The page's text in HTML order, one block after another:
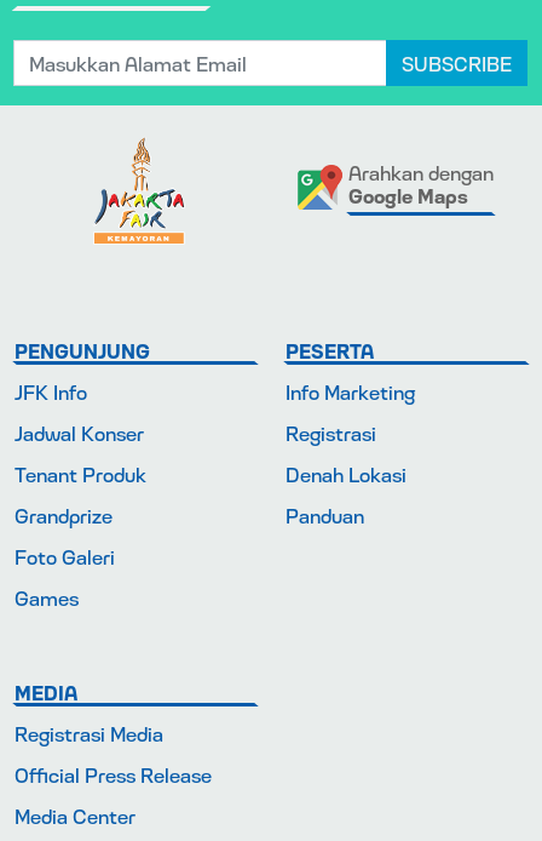
SUBSCRIBE
Arahkan dengan
Google Maps
PENGUNJUNG
JFK Info
Jadwal Konser
Tenant Produk
Grandprize
Foto Galeri
Games
PESERTA
Info Marketing
Registrasi
Denah Lokasi
Panduan
MEDIA
Registrasi Media
Official Press Release
Media Center